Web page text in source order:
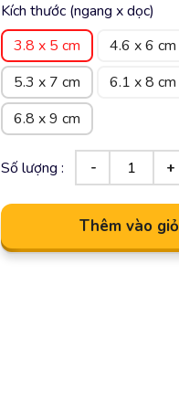
Kích thước (ngang x dọc)
3.8 x 5 cm
4.6 x 6 cm
5.3 x 7 cm
6.1 x 8 cm
6.8 x 9 cm
Số lượng :
Thêm vào giỏ